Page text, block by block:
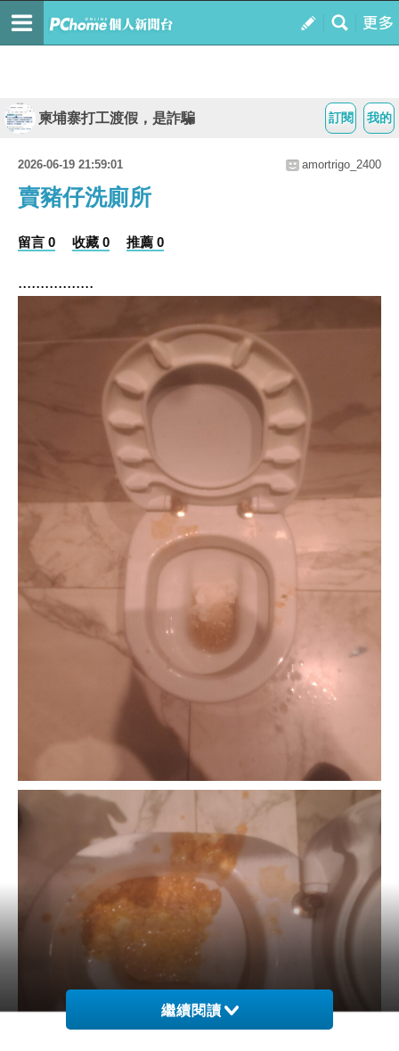
我的
訂閱
柬埔寨打工渡假，是詐騙
2026-06-19 21:59:01 amortrigo_2400
賣豬仔洗廁所
留言 0 收藏 0 推薦 0
.................
繼續閱讀